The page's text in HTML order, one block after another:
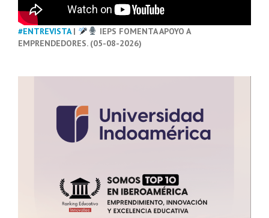
#ENTREVISTA|
IEPS FOMENTA APOYO A
EMPRENDEDORES. (05-08-2026)